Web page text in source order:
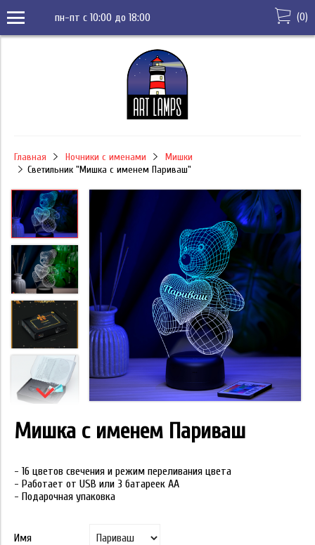
пн-пт с 10:00 до 18:00 (0)
Главная Ночники с именами
Мишки
Светильник "Мишка с именем Париваш"
Мишка с именем Париваш
- 16 цветов свечения и режим переливания цвета
- Работает от USB или 3 батареек АА
- Подарочная упаковка
Имя